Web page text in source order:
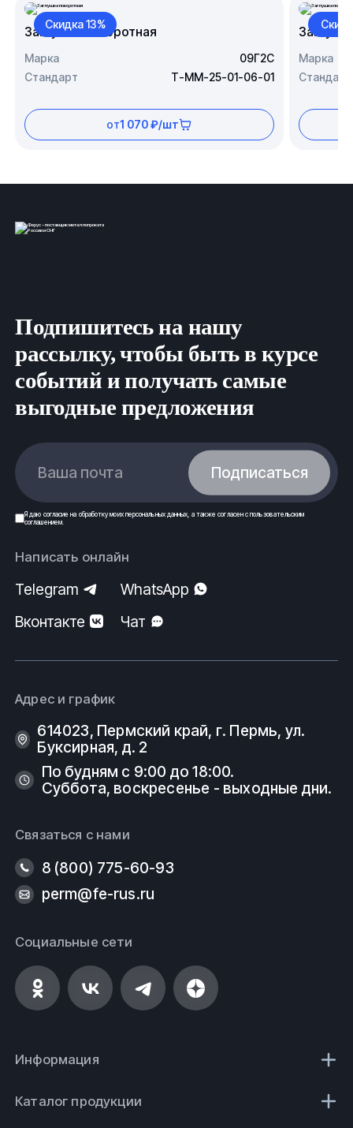
Скидка 13%
Заглушка поворотная
Марка
09Г2С
Стандарт
Т-ММ-25-01-06-01
от1 070 ₽/шт
Марка
Стандарт
Подпишитесь на нашу
рассылку, чтобы быть в курсе
событий и получать самые
выгодные предложения
Ваша почта Подписаться
Я даю согласие на обработку моих персональных данных, а также согласен спользовательским
соглашением.
Написать онлайн
Telegram
WhatsApp
Вконтакте
Чат
Адрес и график
614023, Пермский край, г. Пермь, ул.
Буксирная, д. 2
По будням с 9:00 до 18:00.
Суббота, воскресенье - выходные дни.
Связаться с нами
8 (800) 775-60-93
perm@fe-rus.ru
Социальные сети
Информация
Каталог продукции